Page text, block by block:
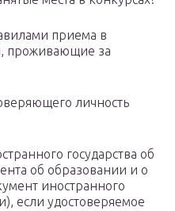
приема в
проживающие за
личность
государства об
об образовании и о
иностранного
если удостоверяемое